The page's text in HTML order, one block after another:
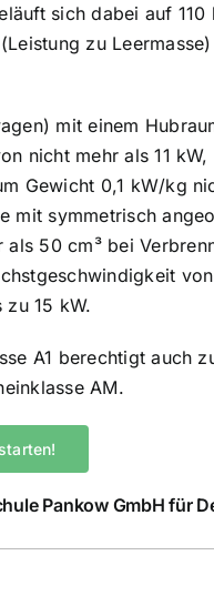
sich dabei auf
zu
mit einem
nicht mehr als 11
Gewicht 0,1 kW/kg
mit symmetrisch
als 50 cm³ bei
15 kW.
A1 berechtigt auch
AM.
Pankow GmbH für